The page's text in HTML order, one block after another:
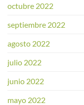
octubre 2022
septiembre 2022
agosto 2022
julio 2022
junio 2022
mayo 2022